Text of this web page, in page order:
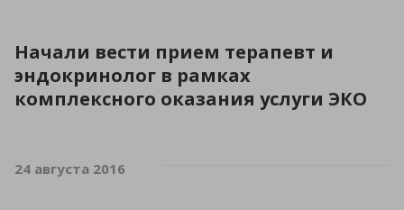
Начали вести прием терапевт и
эндокринолог в рамках
комплексного оказания услуги ЭКО
24 августа 2016